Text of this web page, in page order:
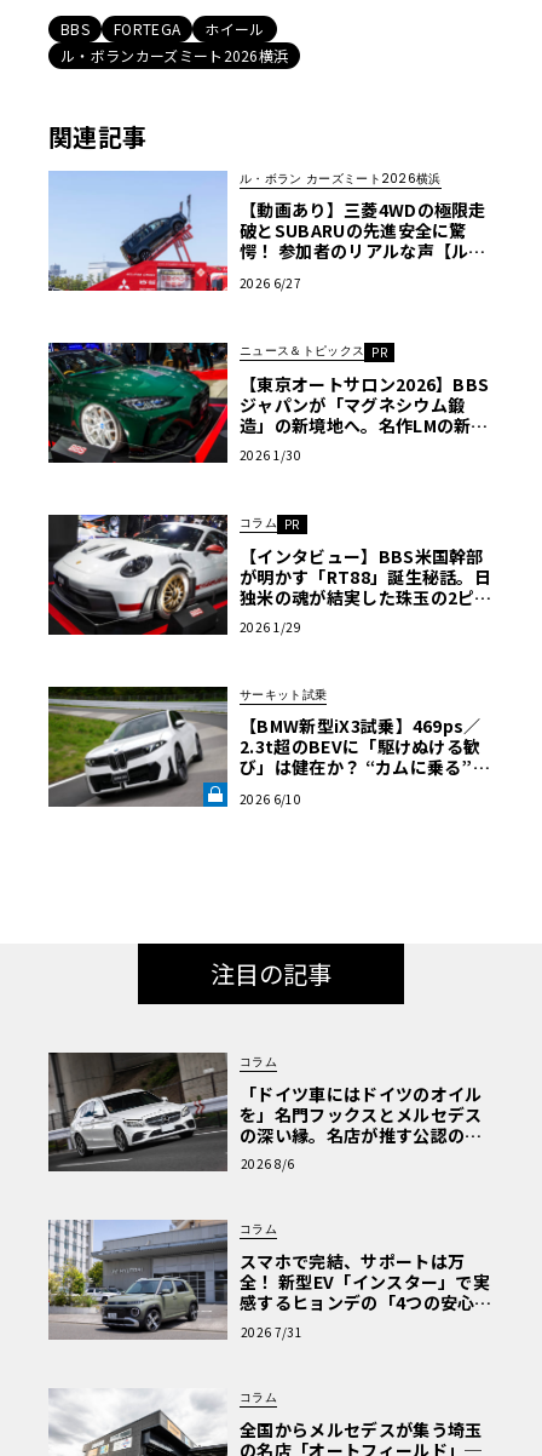
BBS FORTEGA
ホイール
ル・ボランカーズミート2026横浜
関連記事
ル・ボラン カーズミート2026横浜
【動画あり】三菱4WDの極限走
破とSUBARUの先進安全に驚
愕！ 参加者のリアルな声【ル・
2026 6/27
ニュース＆トピックス PR
【東京オートサロン2026】BBS
ジャパンが「マグネシウム鍛
造」の新境地へ。名作LMの新色
や、フォルテガ22インチも一挙
公開〈PR〉
2026 1/30
コラム PR
【インタビュー】BBS米国幹部
が明かす「RT88」誕生秘話。日
独米の魂が結実した珠玉の2ピー
ス鍛造ホイール〈PR〉
2026 1/29
サーキット試乗
【BMW新型iX3試乗】469ps／
2.3t超のBEVに「駆けぬける歓
び」は健在か？ “カムに乗る”官
NT LAB》
2026 6/10
注目の記事
コラム
「ドイツ車にはドイツのオイル
を」名門フックスとメルセデス
の深い縁。名店が推す公認の安
心と、Cクラスで味わうシルキー
な走り〈PR〉
2026 8/6
コラム
スマホで完結、サポートは万
全！ 新型EV「インスター」で実
感するヒョンデの「4つの安心」
【第1回・ヒョンデ6つの疑問：
Why? Hyundai?】〈PR〉
2026 7/31
コラム
全国からメルセデスが集う埼玉
の名店「オートフィールド」─